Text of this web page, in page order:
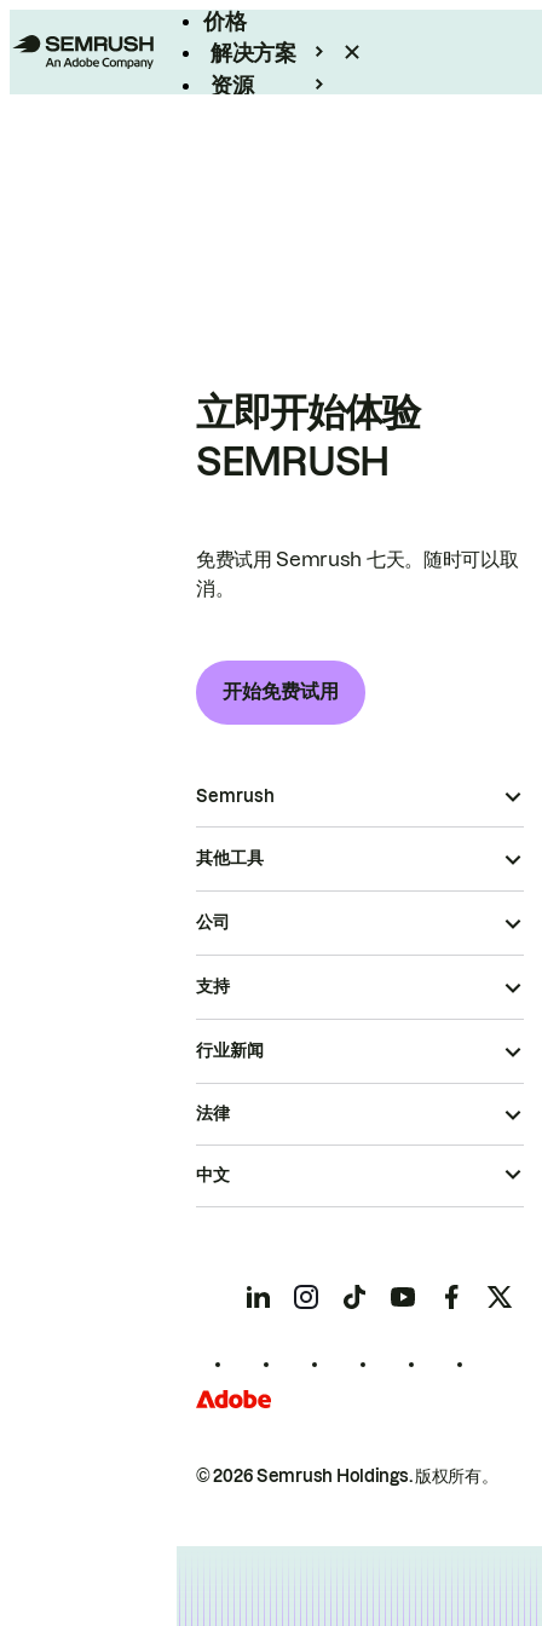
价格
解决方案
资源
立即开始体验
SEMRUSH
免费试用 Semrush 七天。随时可以取
消。
开始免费试用
Semrush
其他工具
公司
支持
行业新闻
© 2026 Semrush Holdings.版权所有。
法律
中文